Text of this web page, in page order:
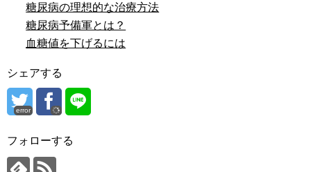
糖尿病の理想的な治療方法
糖尿病予備軍とは？
血糖値を下げるには
シェアする
error
フォローする